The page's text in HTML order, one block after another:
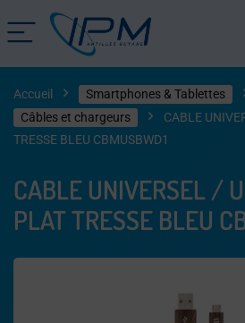
Accueil Smartphones & Tablettes
Câbles et chargeurs
CABLE
TRESSE BLEU CBMUSBWD1
CABLE UNIVERSEL /
PLAT TRESSE BLEU